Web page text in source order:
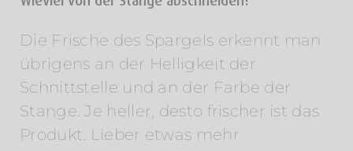
Die Frische des Spargels erkennt man
übrigens an der Helligkeit der
Schnittstelle und an der Farbe der
Stange. Je heller, desto frischer ist das
Produkt. Lieber etwas mehr